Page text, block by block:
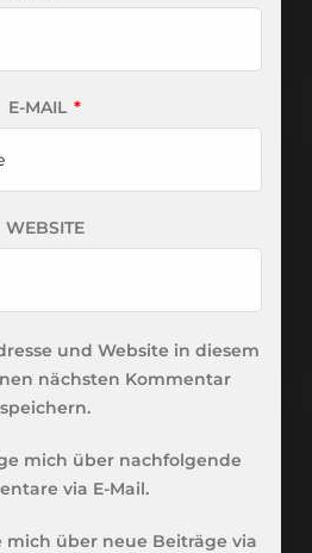
E-MAIL *
WEBSITE
und Website in diesem
nächsten Kommentar
speichern.
mich über nachfolgende
via E-Mail.
über neue Beiträge via